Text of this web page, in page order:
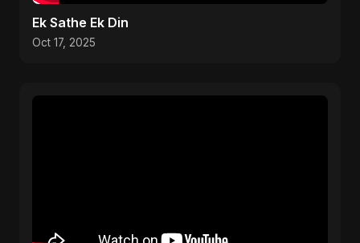
Ek Sathe Ek Din
Oct 17, 2025